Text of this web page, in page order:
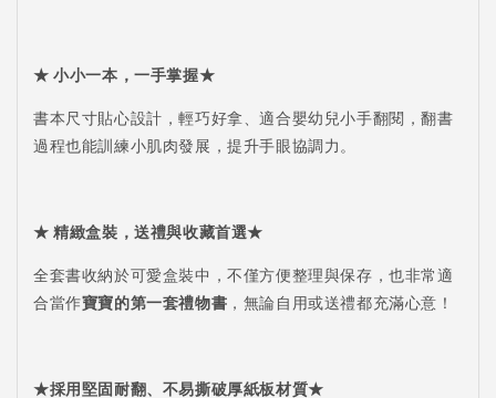
★ 小小一本，一手掌握★
書本尺寸貼心設計，輕巧好拿、適合嬰幼兒小手翻閱，翻書
過程也能訓練小肌肉發展，提升手眼協調力。
★ 精緻盒裝，送禮與收藏首選★
全套書收納於可愛盒裝中，不僅方便整理與保存，也非常適
合當作寶寶的第一套禮物書 ，無論自用或送禮都充滿心意！
★採用堅固耐翻、不易撕破厚紙板材質★